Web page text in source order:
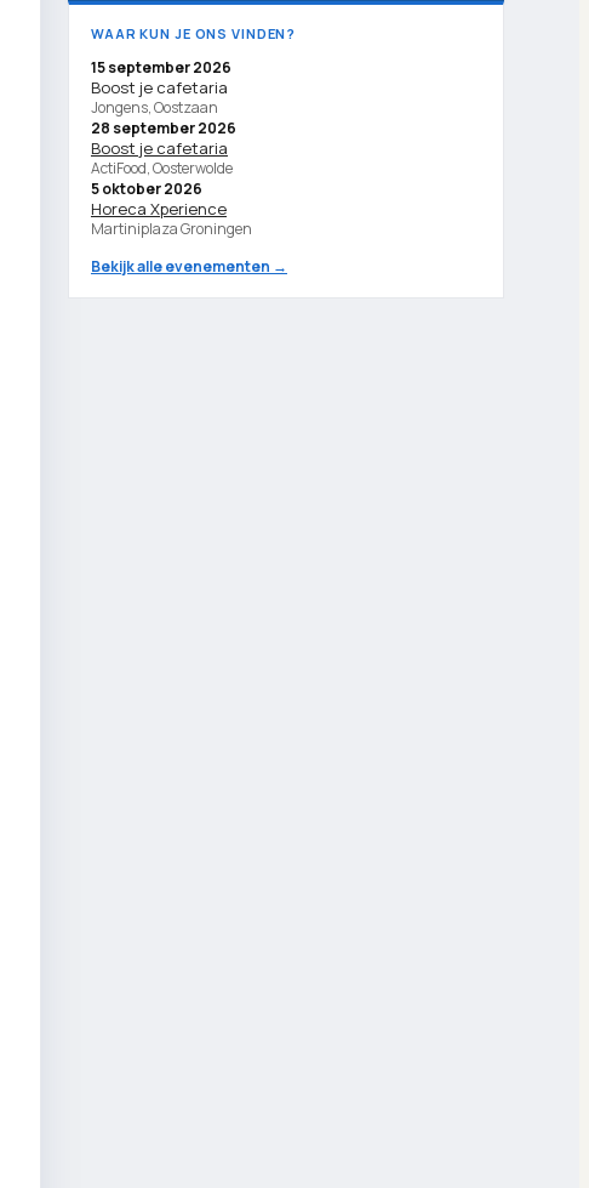
WAAR KUN JE ONS VINDEN?
15 september 2026
Boost je cafetaria
Jongens, Oostzaan
28 september 2026
Boost je cafetaria
ActiFood, Oosterwolde
5 oktober 2026
Horeca Xperience
Martiniplaza Groningen
Bekijk alle evenementen →